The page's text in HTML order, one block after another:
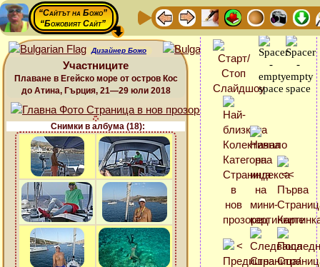
“Сайтът на Божо”
“Божовият Сайт”
Дизайнер Божо
Участниците
Плаване в Егейско море от остров Кос
до Атина, Гърция, 21—29 юли 2018
Снимки в албума (18):